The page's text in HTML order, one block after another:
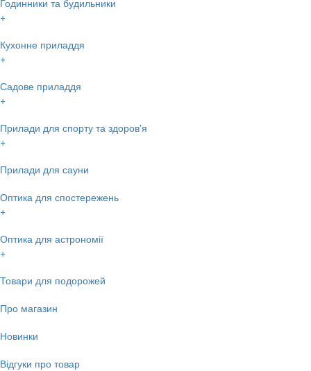
+
Кухонне приладдя
+
Садове приладдя
+
Прилади для спорту та здоров'я
+
Прилади для сауни
Оптика для спостережень
+
Оптика для астрономії
+
Товари для подорожей
Про магазин
Новинки
Відгуки про товар